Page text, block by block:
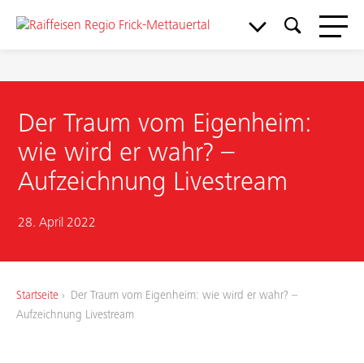
Service & Support
Der Traum vom Eigenheim:
wie wird er wahr? –
Aufzeichnung Livestream
28. April 2022
Startseite
Der Traum vom Eigenheim: wie wird er wahr? –
Aufzeichnung Livestream